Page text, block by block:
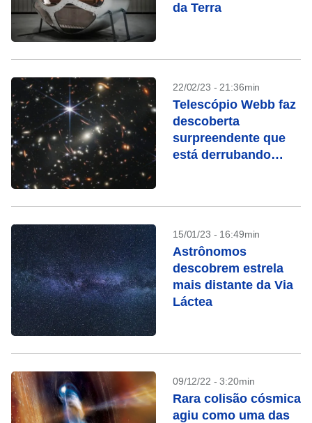
da Terra
22/02/23 - 21:36min
Telescópio Webb faz
descoberta
surpreendente que
está derrubando
15/01/23 - 16:49min
Astrônomos
descobrem estrela
mais distante da Via
Láctea
09/12/22 - 3:20min
Rara colisão cósmica
agiu como uma das